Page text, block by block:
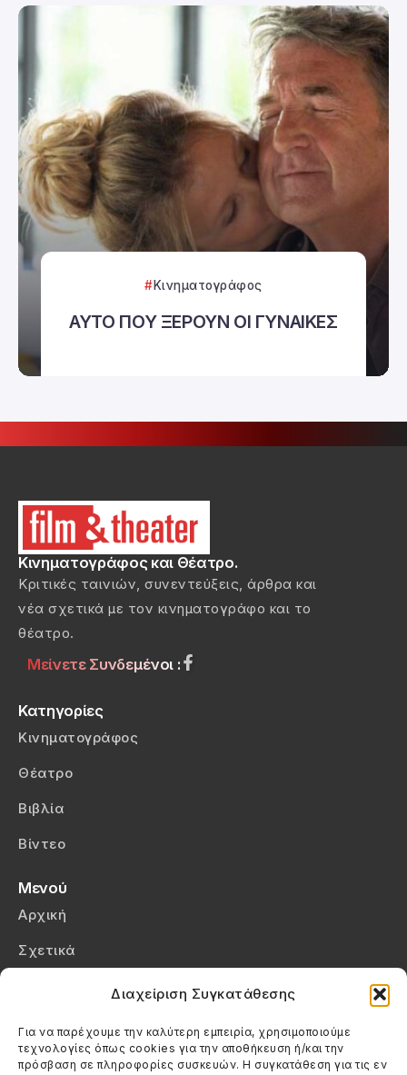
Διαχείριση Συγκατάθεσης
Για να παρέχουμε την καλύτερη εμπειρία, χρησιμοποιούμε
τεχνολογίες όπως cookies για την αποθήκευση ή/και την
πρόσβαση σε πληροφορίες συσκευών. Η συγκατάθεση για τις εν
Κινηματογράφος
ΑΥΤΟ ΠΟΥ ΞΕΡΟΥΝ ΟΙ ΓΥΝΑΙΚΕΣ
Κινηματογράφος και Θέατρο.
Κριτικές ταινιών, συνεντεύξεις, άρθρα και
νέα σχετικά με τον κινηματογράφο και το
θέατρο.
Μείνετε Συνδεμένοι :
Κατηγορίες
Κινηματογράφος
Θέατρο
Βιβλία
Βίντεο
Μενού
Αρχική
Σχετικά
Πολιτική Cookies (ΕΕ)